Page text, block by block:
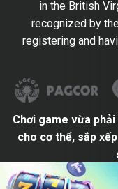
in the British
recognized by
registering and
Chơi game vừa
cho cơ thể, sắp
BẢN QUYỀN ©